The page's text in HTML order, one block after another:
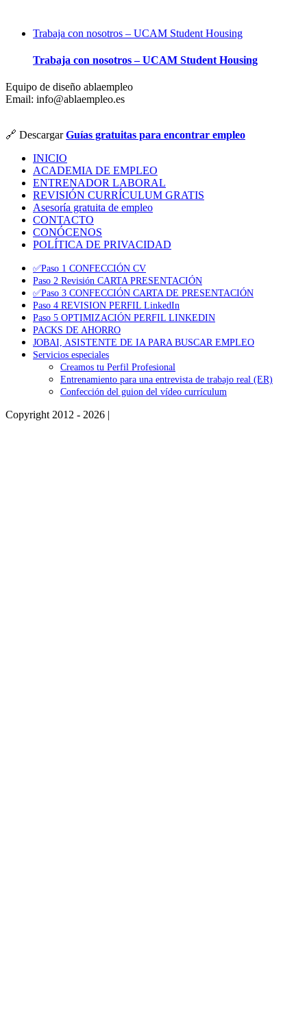
Trabaja con nosotros – UCAM Student Housing
Trabaja con nosotros – UCAM Student Housing
Equipo de diseño ablaempleo
Email: info@ablaempleo.es
🔗 DescargarGuías gratuitas para encontrar empleo
INICIO
ACADEMIA DE EMPLEO
ENTRENADOR LABORAL
REVISIÓN CURRÍCULUM GRATIS
Asesoría gratuita de empleo
CONTACTO
CONÓCENOS
POLÍTICA DE PRIVACIDAD
✅Paso 1 CONFECCIÓN CV
Paso 2 Revisión CARTA PRESENTACIÓN
✅Paso 3 CONFECCIÓN CARTA DE PRESENTACIÓN
Paso 4 REVISION PERFIL LinkedIn
Paso 5 OPTIMIZACIÓN PERFIL LINKEDIN
PACKS DE AHORRO
JOBAI, ASISTENTE DE IA PARA BUSCAR EMPLEO
Servicios especiales
Creamos tu Perfil Profesional
Entrenamiento para una entrevista de trabajo real (ER)
Confección del guion del vídeo currículum
Copyright 2012 - 2026 |